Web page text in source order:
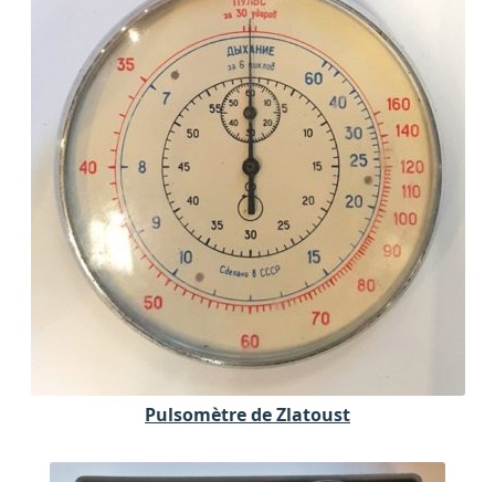
Pulsomètre de Zlatoust